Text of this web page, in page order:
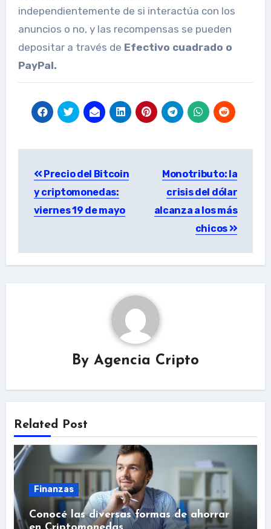
independientemente de si interactúa con los
anuncios o no, y las recompensas se pueden
depositar a través de Efectivo cuadrado o
PayPal.
navigation
Precio del Bitcoin
y criptomonedas:
viernes 19 de mayo
Monotributo: la
crisis del dólar
alcanza a los más
chicos
By Agencia Cripto
Related Post
Finanzas
Conocé las diversas formas de ahorrar